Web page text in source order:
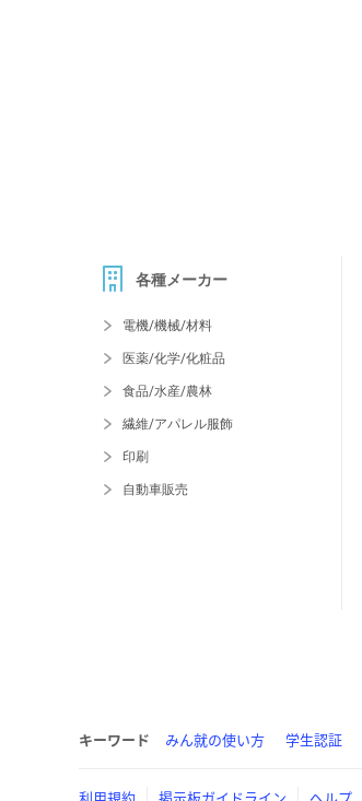
各種メーカー
電機/機械/材料
医薬/化学/化粧品
食品/水産/農林
繊維/アパレル服飾
印刷
自動車販売
キーワード みん就の使い方 学生認証